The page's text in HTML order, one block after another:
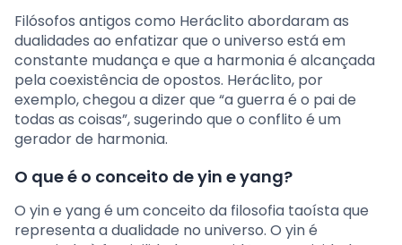
Filósofos antigos como Heráclito abordaram as
dualidades ao enfatizar que o universo está em
constante mudança e que a harmonia é alcançada
pela coexistência de opostos. Heráclito, por
exemplo, chegou a dizer que “a guerra é o pai de
todas as coisas”, sugerindo que o conflito é um
gerador de harmonia.
O que é o conceito de yin e yang?
O yin e yang é um conceito da filosofia taoísta que
representa a dualidade no universo. O yin é